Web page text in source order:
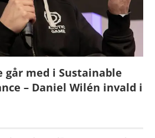
går med i Sustainable
– Daniel Wilén invald i